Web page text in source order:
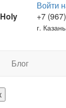
Войти
Holy
+7 (967)
г.
Блог